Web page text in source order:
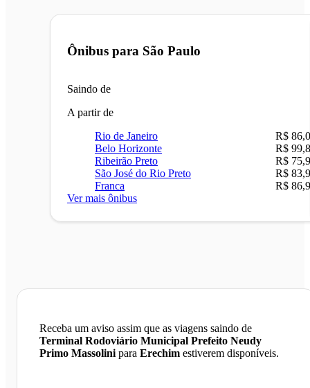
Ônibus para São Paulo
Saindo de
A partir de
Rio de Janeiro
R$
Belo Horizonte
R$
Ribeirão Preto
R$
São José do Rio Preto
R$
Franca
R$
Ver mais ônibus
Receba um aviso assim que as viagens saindo de
Terminal Rodoviário Municipal Prefeito Neudy
Primo Massolini para Erechim estiverem disponíveis.